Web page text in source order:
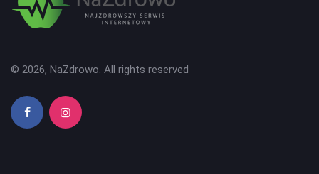
© 2026, NaZdrowo. All rights reserved